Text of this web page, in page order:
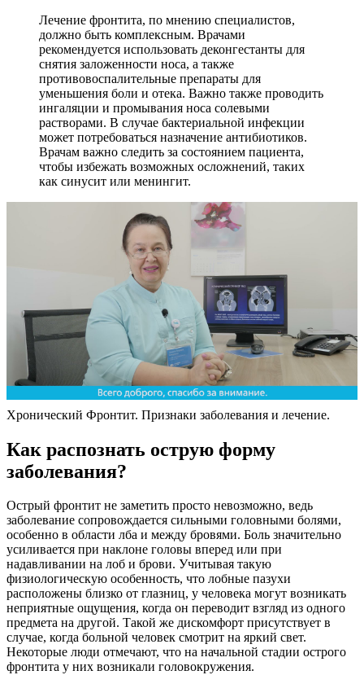
Лечение фронтита, по мнению специалистов,
должно быть комплексным. Врачами
рекомендуется использовать деконгестанты для
снятия заложенности носа, а также
противовоспалительные препараты для
уменьшения боли и отека. Важно также проводить
ингаляции и промывания носа солевыми
растворами. В случае бактериальной инфекции
может потребоваться назначение антибиотиков.
Врачам важно следить за состоянием пациента,
чтобы избежать возможных осложнений, таких
как синусит или менингит.
Хронический Фронтит. Признаки заболевания и лечение.
Как распознать острую форму
заболевания?
Острый фронтит не заметить просто невозможно, ведь
заболевание сопровождается сильными головными болями,
особенно в области лба и между бровями. Боль значительно
усиливается при наклоне головы вперед или при
надавливании на лоб и брови. Учитывая такую
физиологическую особенность, что лобные пазухи
расположены близко от глазниц, у человека могут возникать
неприятные ощущения, когда он переводит взгляд из одного
предмета на другой. Такой же дискомфорт присутствует в
случае, когда больной человек смотрит на яркий свет.
Некоторые люди отмечают, что на начальной стадии острого
фронтита у них возникали головокружения.